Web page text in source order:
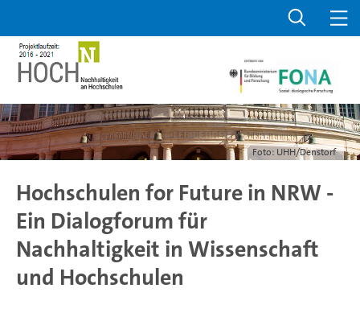
Foto: UHH/Denstorf
Hochschulen for Future in NRW -
Ein Dialogforum für
Nachhaltigkeit in Wissenschaft
und Hochschulen